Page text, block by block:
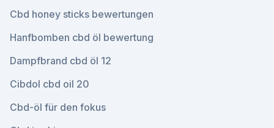
Cbd honey sticks bewertungen
Hanfbomben cbd öl bewertung
Dampfbrand cbd öl 12
Cibdol cbd oil 20
Cbd-öl für den fokus